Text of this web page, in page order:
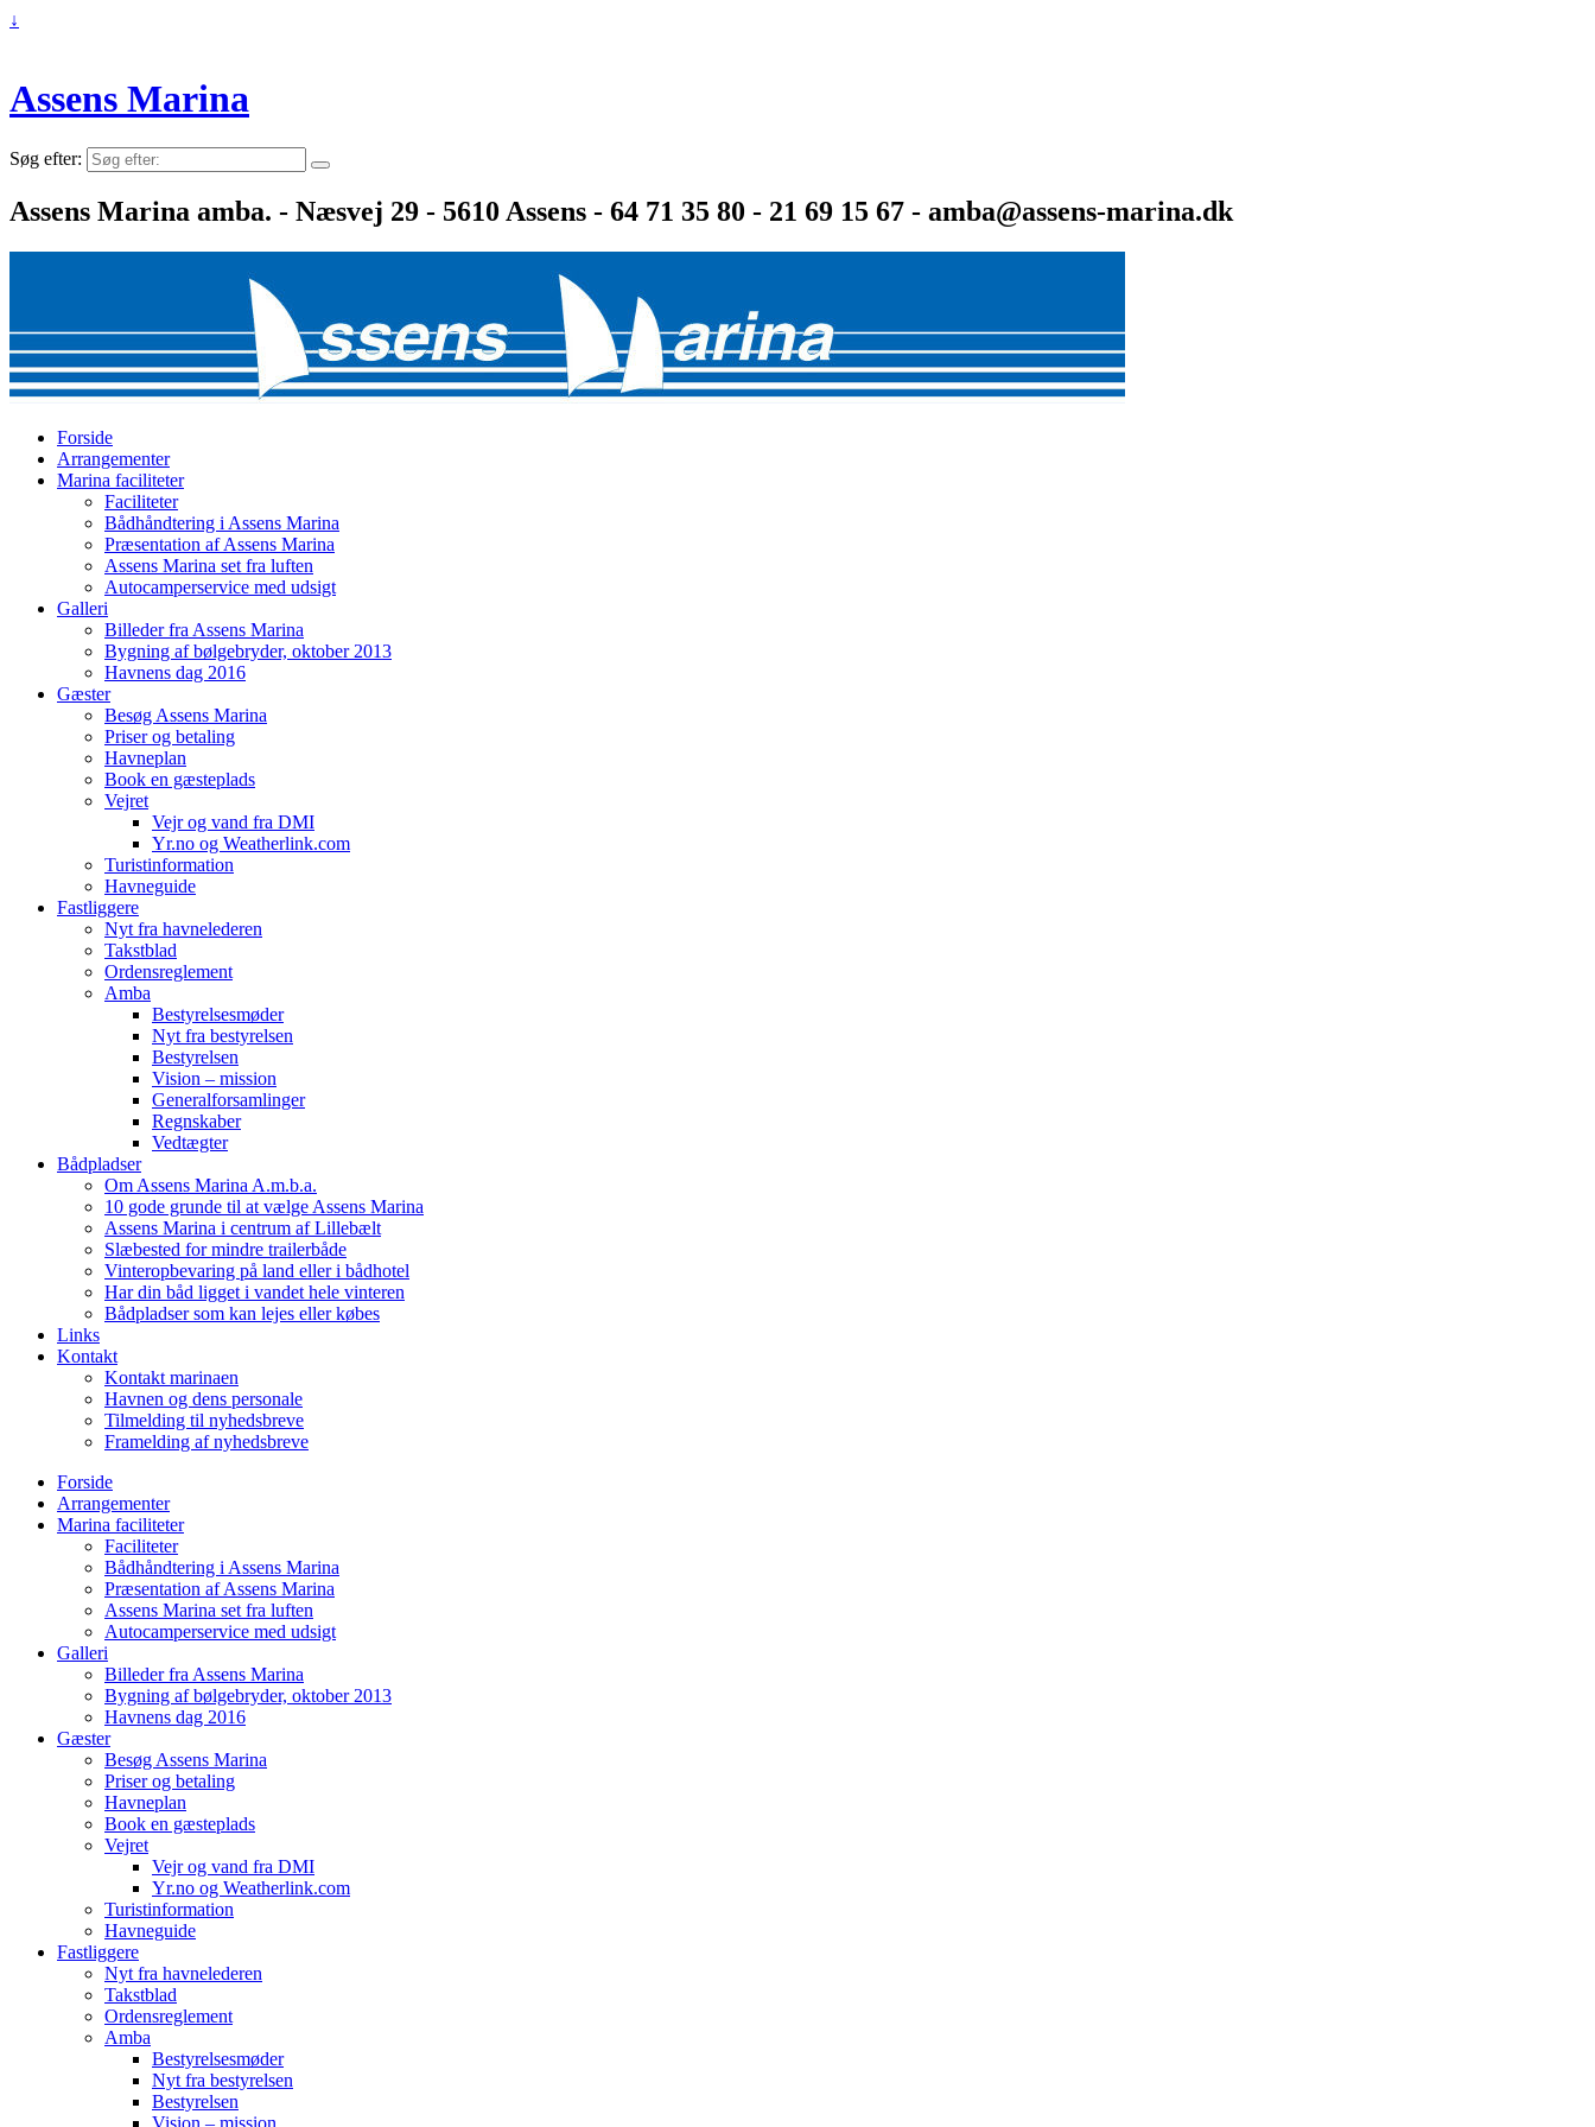
↓
Assens Marina
Søg efter:
Assens Marina amba. - Næsvej 29 - 5610 Assens - 64 71 35 80 - 21 69 15 67 - amba@assens-marina.dk
Forside
Arrangementer
Marina faciliteter
Faciliteter
Bådhåndtering i Assens Marina
Præsentation af Assens Marina
Assens Marina set fra luften
Autocamperservice med udsigt
Galleri
Billeder fra Assens Marina
Bygning af bølgebryder, oktober 2013
Havnens dag 2016
Gæster
Besøg Assens Marina
Priser og betaling
Havneplan
Book en gæsteplads
Vejret
Vejr og vand fra DMI
Yr.no og Weatherlink.com
Turistinformation
Havneguide
Fastliggere
Nyt fra havnelederen
Takstblad
Ordensreglement
Amba
Bestyrelsesmøder
Nyt fra bestyrelsen
Bestyrelsen
Vision – mission
Generalforsamlinger
Regnskaber
Vedtægter
Bådpladser
Om Assens Marina A.m.b.a.
10 gode grunde til at vælge Assens Marina
Assens Marina i centrum af Lillebælt
Slæbested for mindre trailerbåde
Vinteropbevaring på land eller i bådhotel
Har din båd ligget i vandet hele vinteren
Bådpladser som kan lejes eller købes
Links
Kontakt
Kontakt marinaen
Havnen og dens personale
Tilmelding til nyhedsbreve
Framelding af nyhedsbreve
Forside
Arrangementer
Marina faciliteter
Faciliteter
Bådhåndtering i Assens Marina
Præsentation af Assens Marina
Assens Marina set fra luften
Autocamperservice med udsigt
Galleri
Billeder fra Assens Marina
Bygning af bølgebryder, oktober 2013
Havnens dag 2016
Gæster
Besøg Assens Marina
Priser og betaling
Havneplan
Book en gæsteplads
Vejret
Vejr og vand fra DMI
Yr.no og Weatherlink.com
Turistinformation
Havneguide
Fastliggere
Nyt fra havnelederen
Takstblad
Ordensreglement
Amba
Bestyrelsesmøder
Nyt fra bestyrelsen
Bestyrelsen
Vision – mission